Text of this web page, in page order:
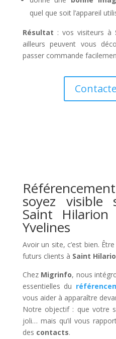
quel que soit l’appareil
Résultat : vos visiteurs à
ailleurs peuvent vous
passer commande
soyez visible
Saint
Yvelines
Avoir un site, c’est bien.
futurs clients à Saint
Chez Migrinfo, nous
essentielles du
vous aider à apparaître
Notre objectif : que votre
joli… mais qu’il vous
des contacts.